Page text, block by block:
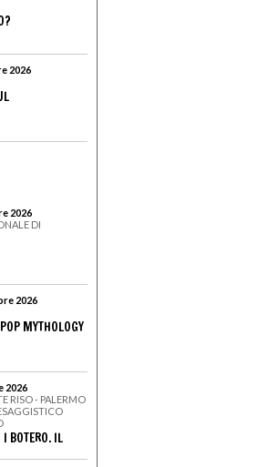
2026
2026
DI
2026
MYTHOLOGY
2026
RISO - PALERMO
I BOTERO. IL